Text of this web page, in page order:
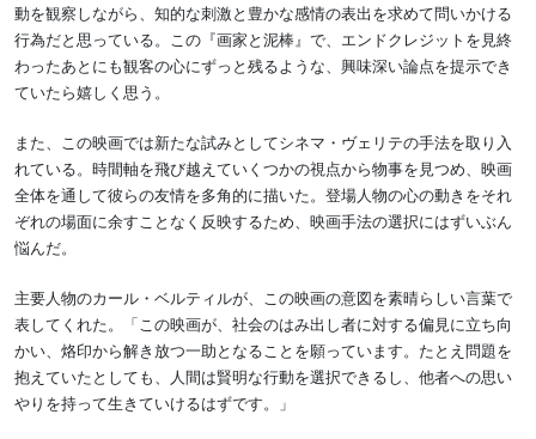
動を観察しながら、知的な刺激と豊かな感情の表出を求めて問いかける
行為だと思っている。この『画家と泥棒』で、エンドクレジットを見終
わったあとにも観客の心にずっと残るような、興味深い論点を提示でき
ていたら嬉しく思う。
また、この映画では新たな試みとしてシネマ・ヴェリテの手法を取り入
れている。時間軸を飛び越えていくつかの視点から物事を見つめ、映画
全体を通して彼らの友情を多角的に描いた。登場人物の心の動きをそれ
ぞれの場面に余すことなく反映するため、映画手法の選択にはずいぶん
悩んだ。
主要人物のカール・ベルティルが、この映画の意図を素晴らしい言葉で
表してくれた。「この映画が、社会のはみ出し者に対する偏見に立ち向
かい、烙印から解き放つ一助となることを願っています。たとえ問題を
抱えていたとしても、人間は賢明な行動を選択できるし、他者への思い
やりを持って生きていけるはずです。」